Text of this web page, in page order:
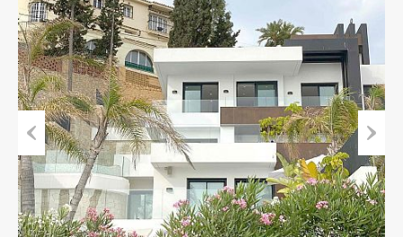
Previous Next